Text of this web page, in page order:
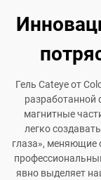
Гель Cateye от
магнитные
легко
глаза», меняющие
явно выделяет